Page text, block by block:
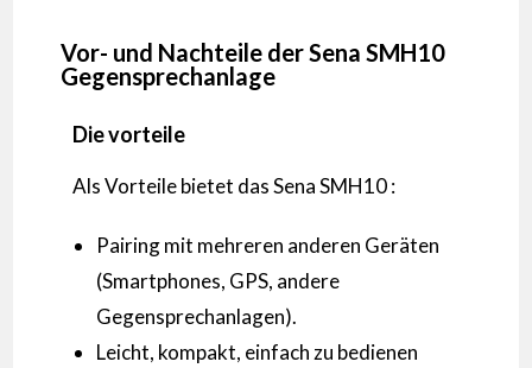
Vor- und Nachteile der Sena SMH10
Gegensprechanlage
Die vorteile
Als Vorteile bietet das Sena SMH10 :
Pairing mit mehreren anderen Geräten
(Smartphones, GPS, andere
Gegensprechanlagen).
Leicht, kompakt, einfach zu bedienen